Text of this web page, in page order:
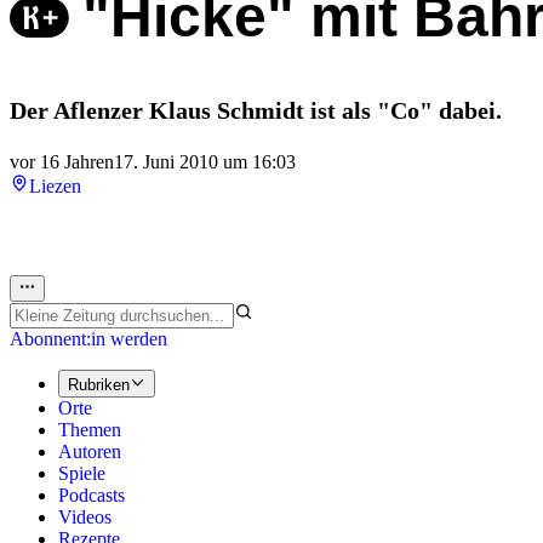
"Hicke" mit
Der Aflenzer Klaus Schmidt ist als "Co" dabei.
vor 16 Jahren17. Juni 2010 um 16:03
Liezen
Abonnent:in werden
Rubriken
Orte
Themen
Autoren
Spiele
Podcasts
Videos
Rezepte